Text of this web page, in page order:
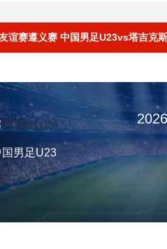
谊赛遵义赛 中国男足U23vs塔吉克
国男足U23